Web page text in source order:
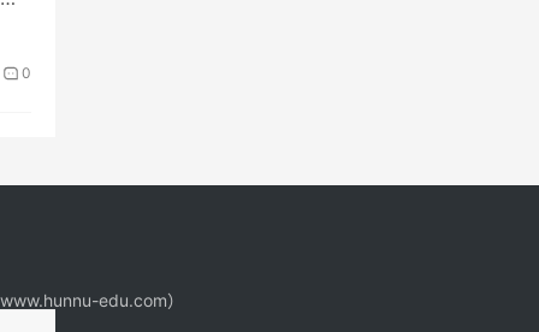
0
edu.com）